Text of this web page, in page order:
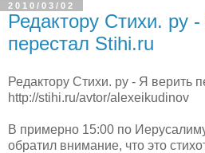
2010/03/02
Редактору Стихи. ру
перестал Stihi.ru
Редактору Стихи. ру - Я верить
http://stihi.ru/avtor/alexeikudinov
В примерно 15:00 по
обратил внимание, что это